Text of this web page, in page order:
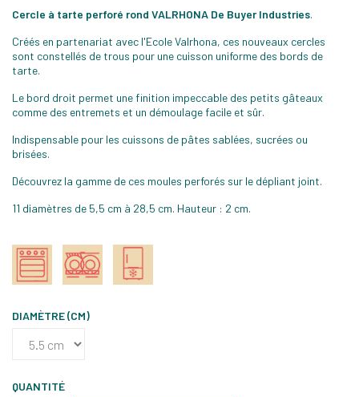
Cercle à tarte perforé rond VALRHONA De Buyer Industries.
Créés en partenariat avec l'Ecole Valrhona, ces nouveaux cercles
sont constellés de trous pour une cuisson uniforme des bords de
tarte.
Le bord droit permet une finition impeccable des petits gâteaux
comme des entremets et un démoulage facile et sûr.
Indispensable pour les cuissons de pâtes sablées, sucrées ou
brisées.
Découvrez la gamme de ces moules perforés sur le dépliant joint.
11 diamètres de 5,5 cm à 28,5 cm. Hauteur : 2 cm.
DIAMÈTRE (CM)
QUANTITÉ